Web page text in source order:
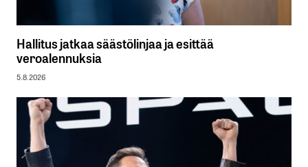
Hallitus jatkaa säästölinjaa ja esittää
veroalennuksia
5.8.2026